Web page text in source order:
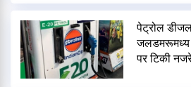
पेट्रोल
जलडमरूमध्य
पर टिकी